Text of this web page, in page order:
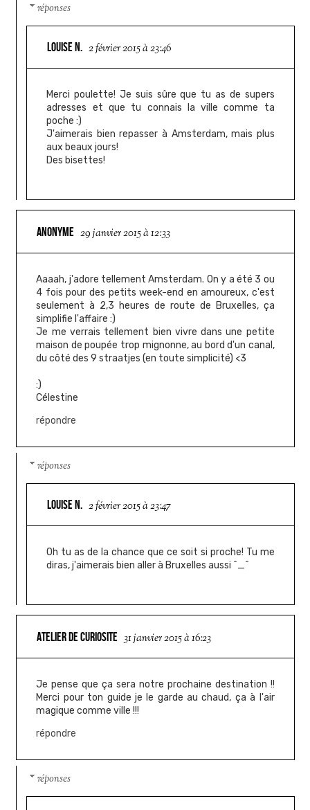
réponses
LOUISE N. 2 février 2015 à 23:46
Merci poulette! Je suis sûre que tu as de supers
adresses et que tu connais la ville comme ta
poche :)
J'aimerais bien repasser à Amsterdam, mais plus
aux beaux jours!
Des bisettes!
ANONYME 29 janvier 2015 à 12:33
Aaaah, j'adore tellement Amsterdam. On y a été 3 ou
4 fois pour des petits week-end en amoureux, c'est
seulement à 2,3 heures de route de Bruxelles, ça
simplifie l'affaire :)
Je me verrais tellement bien vivre dans une petite
maison de poupée trop mignonne, au bord d'un canal,
du côté des 9 straatjes (en toute simplicité) <3
:)
Célestine
répondre
réponses
LOUISE N. 2 février 2015 à 23:47
Oh tu as de la chance que ce soit si proche! Tu me
diras, j'aimerais bien aller à Bruxelles aussi ^_^
ATELIER DE CURIOSITE 31 janvier 2015 à 16:23
Je pense que ça sera notre prochaine destination !!
Merci pour ton guide je le garde au chaud, ça à l'air
magique comme ville !!!
répondre
réponses